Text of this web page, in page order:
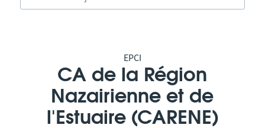
EPCI
CA de la Région
Nazairienne et de
l'Estuaire (CARENE)